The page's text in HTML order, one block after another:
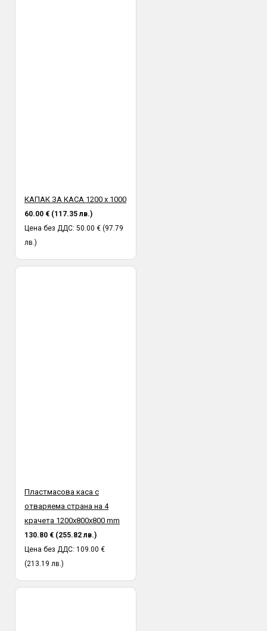
КАПАК ЗА КАСА 1200 х 1000
60.00 € (117.35 лв.)
Цена без ДДС: 50.00 € (97.79
лв.)
Пластмасова каса с
отваряема страна на 4
крачета 1200x800х800 mm
130.80 € (255.82 лв.)
Цена без ДДС: 109.00 €
(213.19 лв.)